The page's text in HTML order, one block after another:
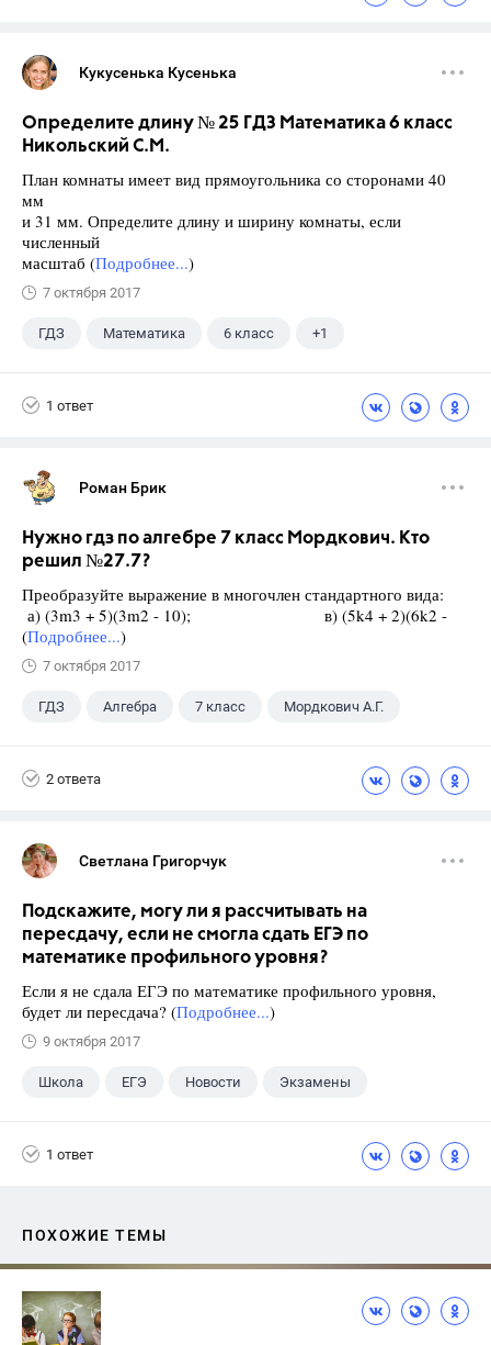
Кукусенька Кусенька
Определите длину № 25 ГДЗ Математика 6 класс
Никольский С.М.
План комнаты имеет вид прямоугольника со сторонами 40
мм
и 31 мм. Определите длину и ширину комнаты, если
численный
масштаб (Подробнее...)
7 октября 2017
ГДЗ Математика 6 класс +1
1 ответ
Роман Брик
Нужно гдз по алгебре 7 класс Мордкович. Кто
решил №27.7?
Преобразуйте выражение в многочлен стандартного вида:
а) (3m3 + 5)(3m2 - 10); в) (5k4 + 2)(6k2 -
(Подробнее...)
7 октября 2017
ГДЗ Алгебра 7 класс Мордкович А.Г.
2 ответа
Светлана Григорчук
Подскажите, могу ли я рассчитывать на
пересдачу, если не смогла сдать ЕГЭ по
математике профильного уровня?
Если я не сдала ЕГЭ по математике профильного уровня,
будет ли пересдача? (Подробнее...)
9 октября 2017
Школа ЕГЭ Новости Экзамены
1 ответ
ПОХОЖИЕ ТЕМЫ